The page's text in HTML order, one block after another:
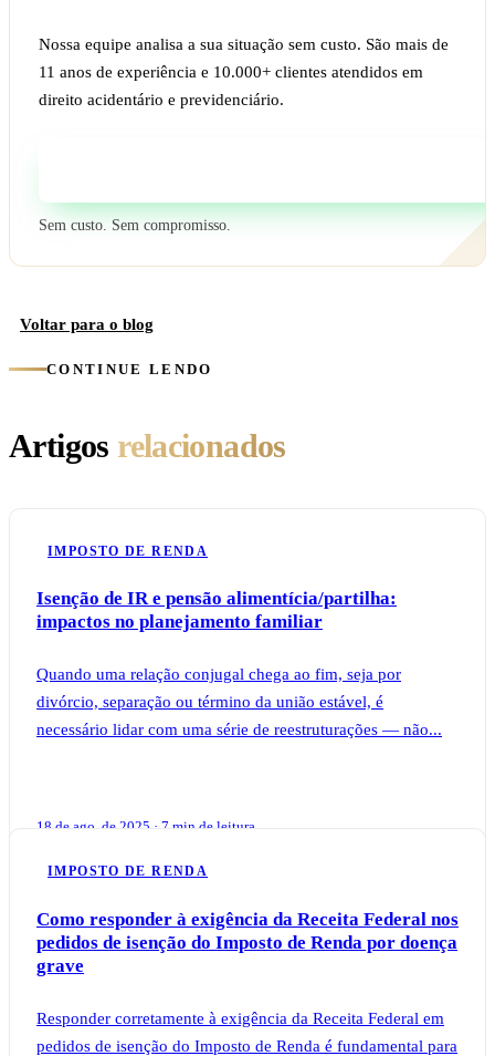
Nossa equipe analisa a sua situação sem custo. São mais de
11 anos de experiência e 10.000+ clientes atendidos em
direito acidentário e previdenciário.
Sem custo. Sem compromisso.
Voltar para o blog
CONTINUE LENDO
Artigos relacionados
IMPOSTO DE RENDA
Isenção de IR e pensão alimentícia/partilha:
impactos no planejamento familiar
Quando uma relação conjugal chega ao fim, seja por
divórcio, separação ou término da união estável, é
necessário lidar com uma série de reestruturações — não...
18 de ago. de 2025 · 7 min de leitura
IMPOSTO DE RENDA
Como responder à exigência da Receita Federal nos
pedidos de isenção do Imposto de Renda por doença
grave
Responder corretamente à exigência da Receita Federal em
pedidos de isenção do Imposto de Renda é fundamental para